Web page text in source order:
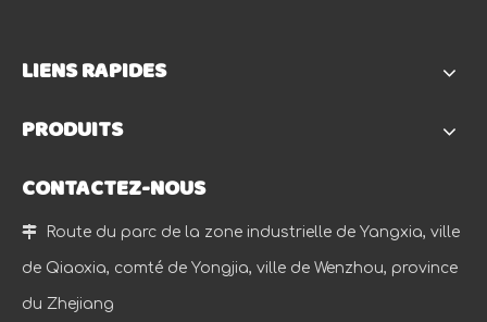
LIENS RAPIDES
PRODUITS
CONTACTEZ-NOUS
 Route du parc de la zone industrielle de Yangxia, ville
de Qiaoxia, comté de Yongjia, ville de Wenzhou, province
du Zhejiang